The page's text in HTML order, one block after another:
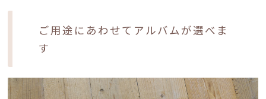
ご用途にあわせてアルバムが選べま
す